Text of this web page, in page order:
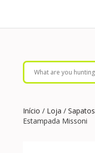
Início / Loja / Sapatos
Estampada Missoni